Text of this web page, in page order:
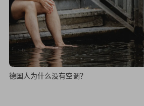
德国人为什么没有空调？